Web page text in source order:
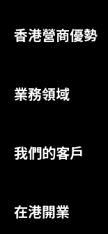
香港營商優勢
業務領域
我們的客戶
在港開業